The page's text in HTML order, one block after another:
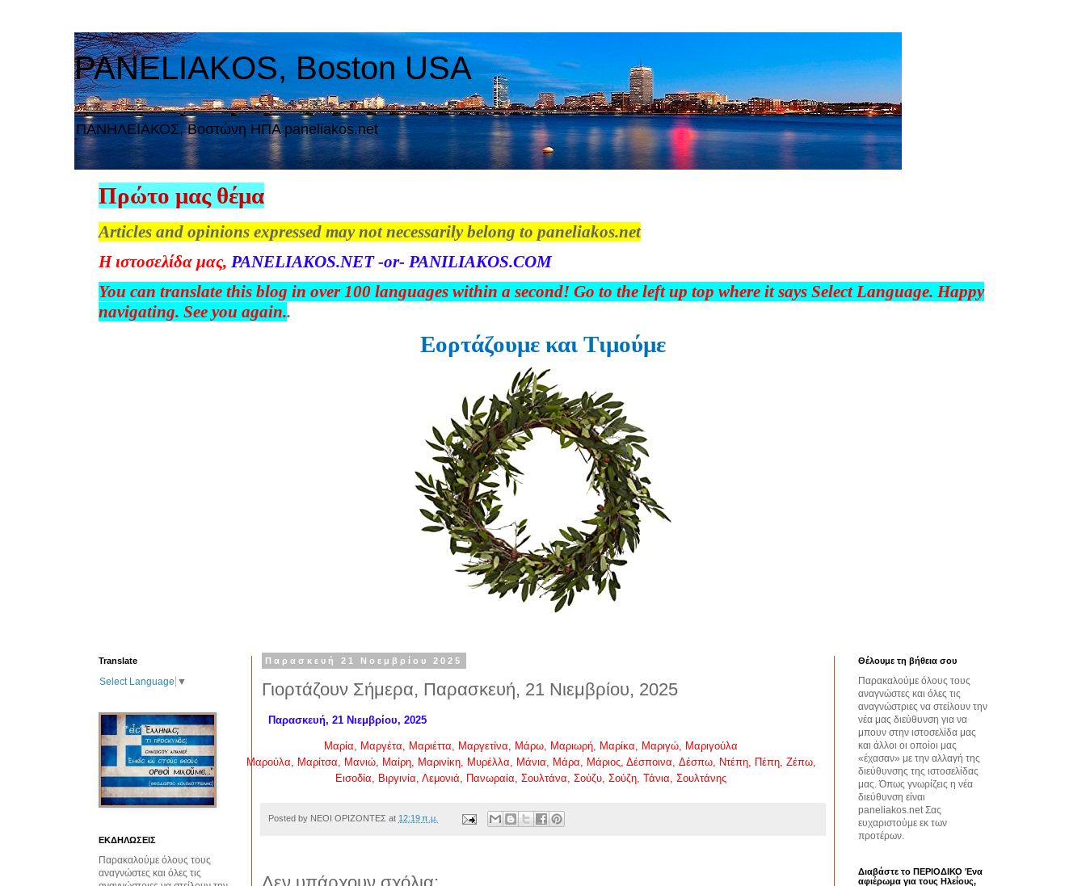
PANELIAKOS, Boston USA
ΠAΝΗΛΕΙΑΚΟΣ, Βοστώνη ΗΠΑ paneliakos.net
Πρώτο μας θέμα
Articles and opinions expressed may not necessarily belong to paneliakos.net
Η ιστοσελίδα μας, PANELIAKOS.NET -or- PANILIAKOS.COM
You can translate this blog in over 100 languages within a second! Go to the left up top where it says Select Language. Happy
navigating. See you again..
Εορτάζουμε και Tιμούμε
Παρασκευή 21 Νοεμβρίου 2025
Γιορτάζουν Σήμερα, Παρασκευή, 21 Νιεμβρίου, 2025
Παρασκευή, 21 Νιεμβρίου, 2025
Μαρία Μαργέτα Μαριέττα Μαργετίνα Μάρω Μαριωρή Μαρίκα Μαριγώ
Μαριγούλα
Μαρούλα
Μαρίτσα Μανιώ, Μαίρη, Μαρινίκη, Μυρέλλα Μάνια Μάρα Μάριος, Δέσποινα Δέσπω, Ντέπη, Πέπη, Ζέπω,
Εισοδία
Βιργινία Λεμονιά Πανωραία Σουλτάνα Σούζυ Σούζη Τάνια Σουλτάνης
Posted by ΝΕΟΙ ΟΡΙΖΟΝΤΕΣ at 12:19 π.μ.
Translate
Select Language ▼
ΕΚΔΗΛΩΣΕΙΣ
Παρακαλούμε όλους τους
αναγνώστες και όλες τις
Θέλουμε τη βήθεια σου
Παρακαλούμε όλους τους
αναγνώστες και όλες τις
αναγνώστριες να στείλουν την
νέα μας διεύθυνση για να
μπουν στην ιστοσελίδα μας
και άλλοι οι οποίοι μας
«έχασαν» με την αλλαγή της
διεύθυνσης της ιστοσελίδας
μας. Όπως γνωρίζεις η νέα
διεύθυνση είναι
paneliakos.net Σας
ευχαριστούμε εκ των
προτέρων.
Διαβάστε το ΠΕΡΙΟΔΙΚΟ Ένα
αφιέρωμα για τους Ηλείους,